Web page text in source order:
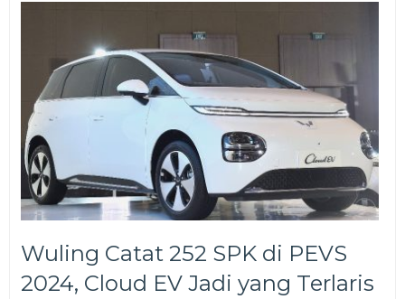
Wuling Catat 252 SPK di PEVS
2024, Cloud EV Jadi yang Terlaris